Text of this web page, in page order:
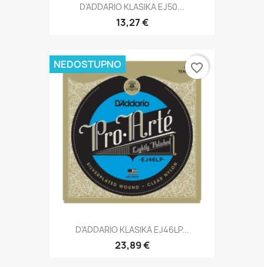
D'ADDARIO KLASIKA EJ50...
13,27 €
D'ADDARIO KLASIKA EJ46LP...
23,89 €
NEDOSTUPNO favorite_border